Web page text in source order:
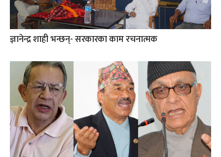
ज्ञानेन्द्र शाही भन्छन्- सरकारका काम रचनात्मक